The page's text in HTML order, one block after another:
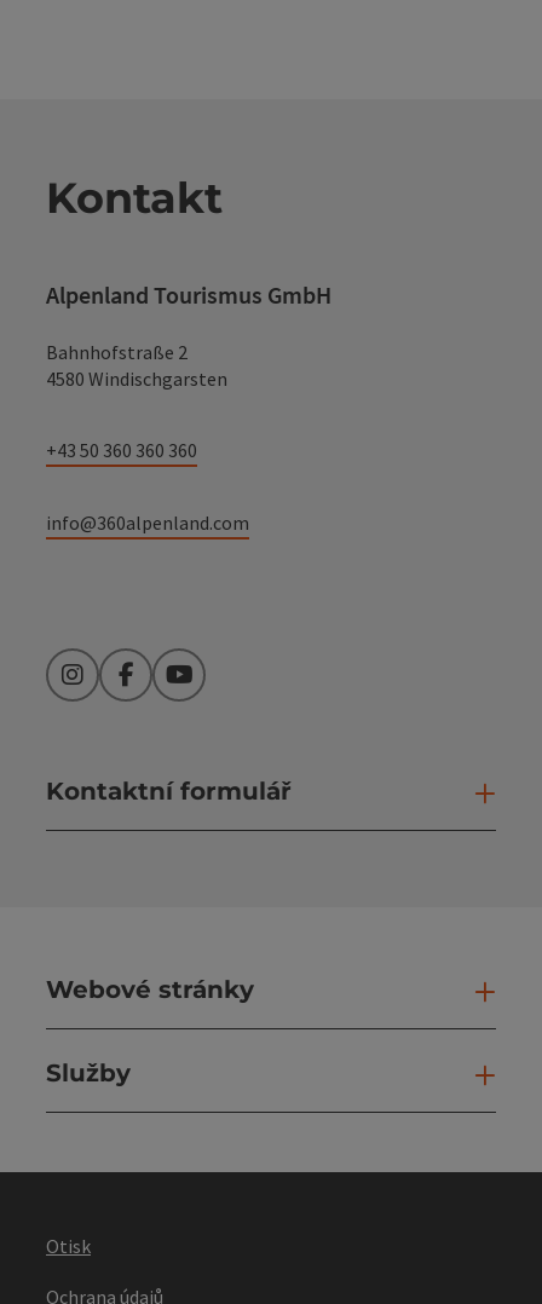
Kontakt
Alpenland Tourismus GmbH
Bahnhofstraße 2
4580 Windischgarsten
+43 50 360 360 360
info@360alpenland.com
InstagramFacebookYouTube
Kontaktní formulář
Webové stránky
Služby
Otisk
Ochrana údajů